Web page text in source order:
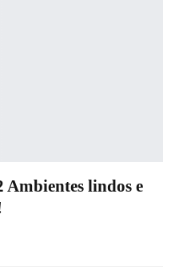
Ambientes lindos e